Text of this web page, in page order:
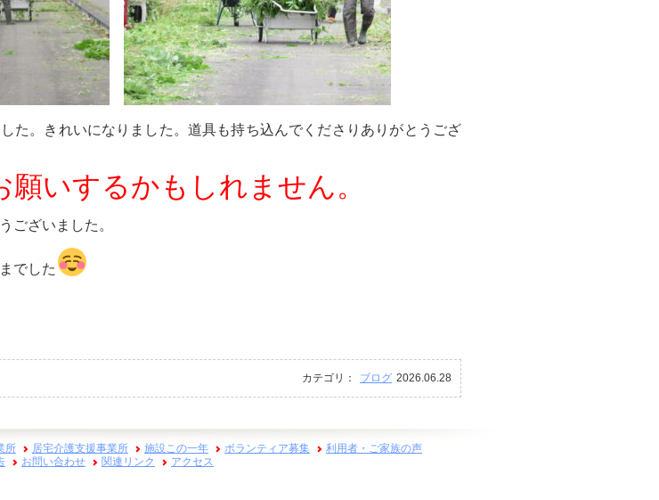
た。きれいになりました。道具も持ち込んでくださりありがとうござ
願いするかもしれません。
ございました。
でした
2026.06.28
カテゴリ： ブログ
所 居宅介護支援事業所 施設この一年 ボランティア募集
利用者・ご家族の声
お問い合わせ 関連リンク アクセス